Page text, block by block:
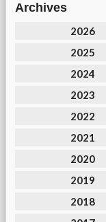
Archives
2026
2025
2024
2023
2022
2021
2020
2019
2018